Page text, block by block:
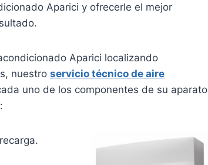
Aparici y ofrecerle el mejor
Aparici localizando
nuestro servicio técnico de aire
uno de los componentes de su aparato